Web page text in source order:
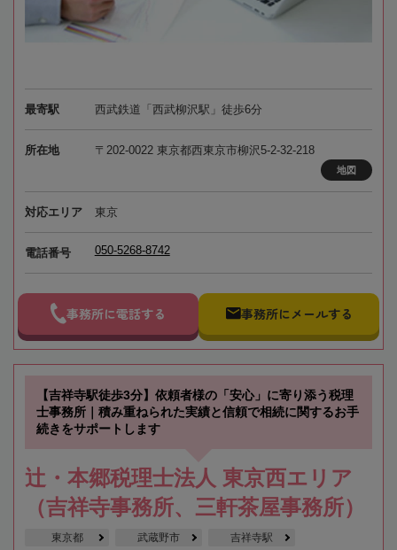
最寄駅 西武鉄道「西武柳沢駅」徒歩6分
所在地 〒202-0022 東京都西東京市柳沢5-2-32-218
地図
対応エリア 東京
電話番号 050-5268-8742
事務所に電話する 事務所にメールする
【吉祥寺駅徒歩3分】依頼者様の「安心」に寄り添う税理
士事務所｜積み重ねられた実績と信頼で相続に関するお手
続きをサポートします
辻・本郷税理士法人 東京西エリア
（吉祥寺事務所、三軒茶屋事務所）
東京都 武蔵野市 吉祥寺駅